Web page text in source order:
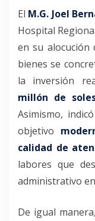
El M.G. Joel
Hospital
en su alocución
bienes se
la inversión
millón de
Asimismo,
objetivo
calidad de
labores que
administrativo
De igual